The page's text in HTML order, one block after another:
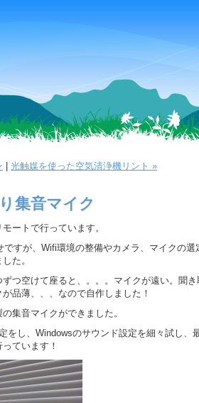
光触媒を使った空気清浄機リント »
集音マイク
ートで行っています。
すが、Wifi環境の整備やカメラ、マイクの選
た。
つ空けて座ると、。。。マイクが遠い。聞き
品薄、、、なので自作しました！
集音マイクができました。
をし、Windowsのサウンド設定を細々試し、
ています！